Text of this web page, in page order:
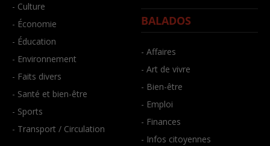
- Culture
- Économie
- Éducation
- Environnement
- Faits divers
- Santé et bien-être
- Sports
- Transport / Circulation
BALADOS
- Affaires
- Art de vivre
- Bien-être
- Emploi
- Finances
- Infos citoyennes